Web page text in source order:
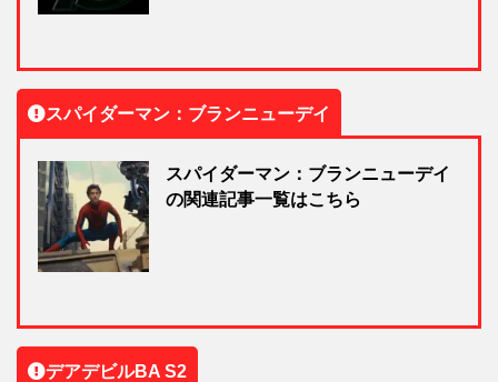
スパイダーマン：ブランニューデイ
スパイダーマン：ブランニューデイ
の関連記事一覧はこちら
デアデビルBA S2